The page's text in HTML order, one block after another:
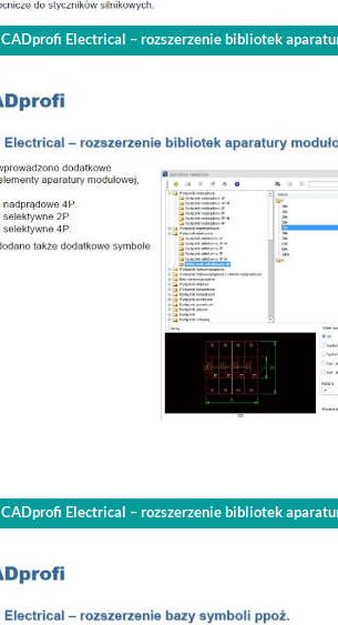
CADprofi Electrical – rozszerzenie bibliotek
CADprofi Electrical – rozszerzenie bibliotek